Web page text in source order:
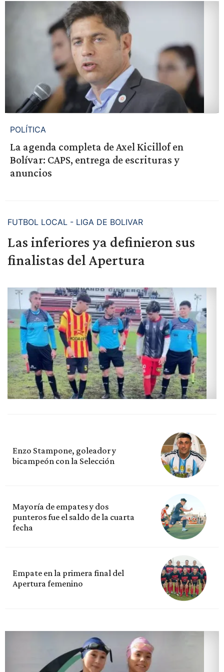
POLÍTICA
La agenda completa de Axel Kicillof en
Bolívar: CAPS, entrega de escrituras y
anuncios
FUTBOL LOCAL - LIGA DE BOLIVAR
Las inferiores ya definieron sus
finalistas del Apertura
Enzo Stampone, goleador y
bicampeón con la Selección
Mayoría de empates y dos
punteros fue el saldo de la cuarta
fecha
Empate en la primera final del
Apertura femenino